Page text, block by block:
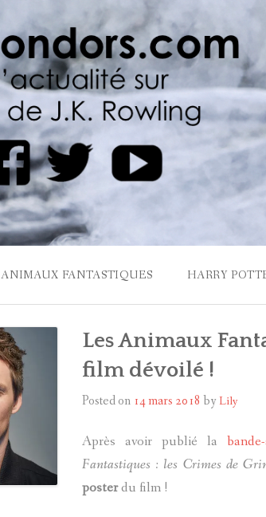
ANIMAUX FANTASTIQUES HARRY
Les Animaux
film dévoilé !
Posted on 14 mars 2018 by Lily
Après avoir publié la
Fantastiques : les Crimes de
posterdu film !